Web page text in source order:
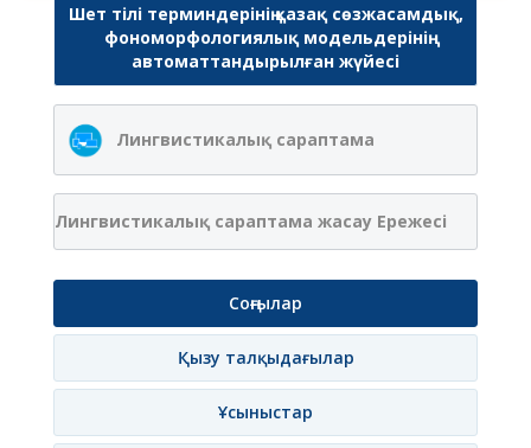
Шет тілі терминдерінің қазақ сөзжасамдық,
фономорфологиялық модельдерінің
автоматтандырылған жүйесі
Лингвистикалық сараптама
Лингвистикалық сараптама жасау Ережесі
Соңғылар
Қызу талқыдағылар
Ұсыныстар